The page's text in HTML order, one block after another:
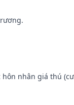
hôn nhân giá thú